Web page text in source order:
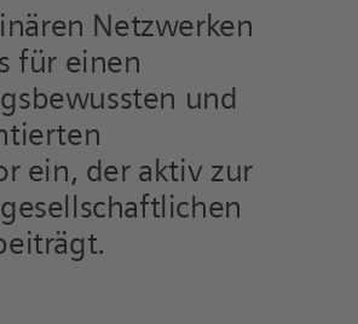
Netzwerken
für einen
und
ein, der aktiv zur